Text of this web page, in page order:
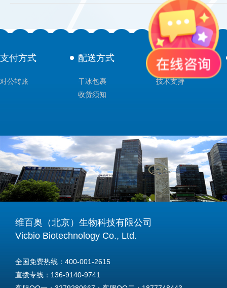
LGC Maine Standards Biolife
Abbexa AbD Serotec
支付方式
对公转账
配送方式
干冰包裹
收货须知
售后服务
技术支持
维百奥（北京）生物科技有限公司
Vicbio Biotechnology Co., Ltd.
全国免费热线：400-001-2615
直拨专线：136-9140-9741